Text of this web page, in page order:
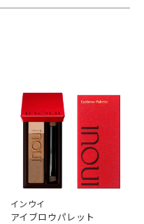
インウイ
アイブロウパレット